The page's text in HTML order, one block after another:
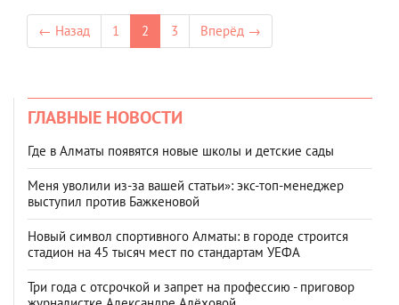
← Назад 1 2 3 Вперёд →
ГЛАВНЫЕ НОВОСТИ
Где в Алматы появятся новые школы и детские сады
Меня уволили из-за вашей статьи»: экс-топ-менеджер
выступил против Бажкеновой
Новый символ спортивного Алматы: в городе строится
стадион на 45 тысяч мест по стандартам УЕФА
Три года с отсрочкой и запрет на профессию - приговор